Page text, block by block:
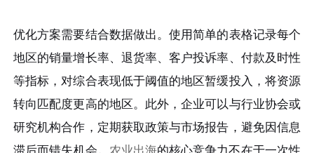
优化方案需要结合数据做出。使用简单的表格记录每个
地区的销量增长率、退货率、客户投诉率、付款及时性
等指标，对综合表现低于阈值的地区暂缓投入，将资源
转向匹配度更高的地区。此外，企业可以与行业协会或
研究机构合作，定期获取政策与市场报告，避免因信息